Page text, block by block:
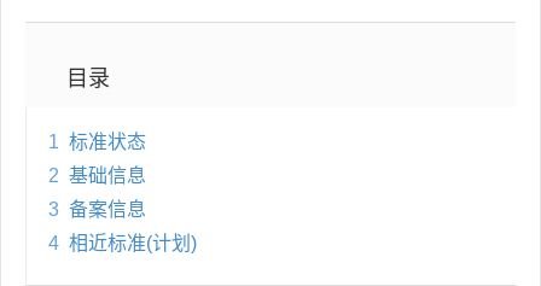
目录
1 标准状态
2 基础信息
3 备案信息
4 相近标准(计划)